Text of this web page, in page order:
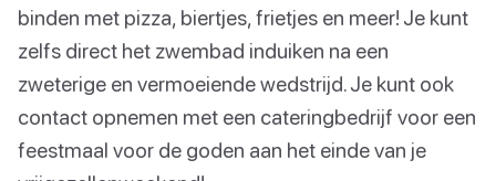
binden met pizza, biertjes, frietjes en meer! Je kunt
zelfs direct het zwembad induiken na een
zweterige en vermoeiende wedstrijd. Je kunt ook
contact opnemen met een cateringbedrijf voor een
feestmaal voor de goden aan het einde van je